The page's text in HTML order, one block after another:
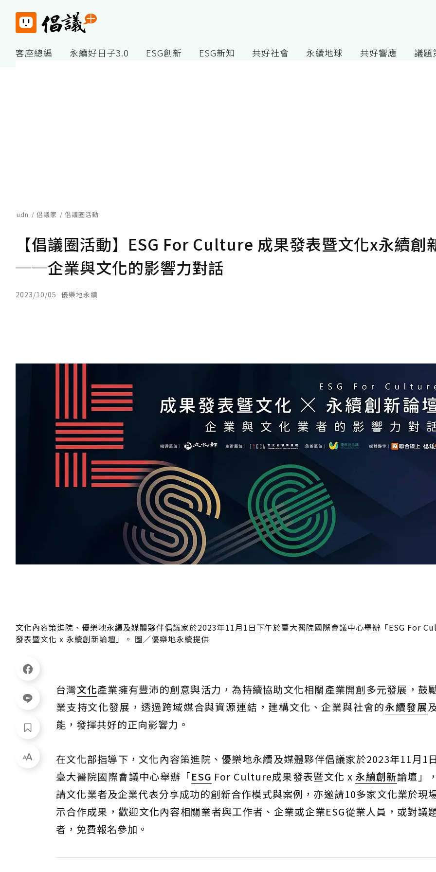
客座總編 永續好日子3.0 ESG創新 ESG新知 共好社會 永續地球 共好響應 議題
udn 倡議家 倡議圈活動
【倡議圈活動】ESG For Culture 成果發表暨文化x永續創
──企業與文化的影響力對話
2023/10/05 優樂地永續
文化內容策進院、優樂地永續及媒體夥伴倡議家於2023年11月1日下午於臺大醫院國際會議中心舉辦「ESG For
發表暨文化 x 永續創新論壇」。 圖／優樂地永續提供
台灣文化產業擁有豐沛的創意與活力，為持續協助文化相關產業開創多元發展，鼓
業支持文化發展，透過跨域媒合與資源連結，建構文化、企業與社會的永續發展
能，發揮共好的正向影響力。
在文化部指導下，文化內容策進院、優樂地永續及媒體夥伴倡議家於2023年11月1
臺大醫院國際會議中心舉辦「ESG For Culture成果發表暨文化 x 永續創新論壇」
請文化業者及企業代表分享成功的創新合作模式與案例，亦邀請10多家文化業於現
示合作成果，歡迎文化內容相關業者與工作者、企業或企業ESG從業人員，或對議
者，免費報名參加。